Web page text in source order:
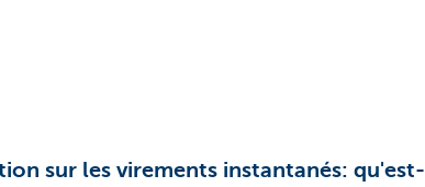
sur les virements instantanés: qu'est-